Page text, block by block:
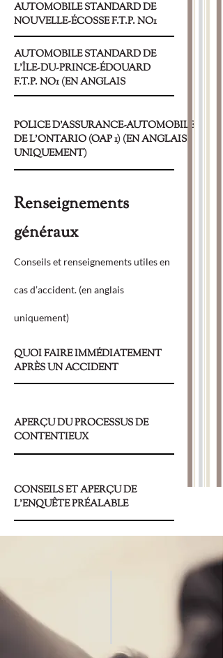
AUTOMOBILE STANDARD DE
NOUVELLE-ÉCOSSE F.T.P. NO1
(EN ANGLAIS UNIQUEMENT)
POLICE D’ASSURANCE
AUTOMOBILE STANDARD DE
L’ÎLE-DU-PRINCE-ÉDOUARD
F.T.P. NO1 (EN ANGLAIS
UNIQUEMENT)
POLICE D’ASSURANCE-AUTOMOBILE
DE L’ONTARIO (OAP 1) (EN ANGLAIS
UNIQUEMENT)
Renseignements
généraux
Conseils et renseignements utiles en
cas d’accident. (en anglais
uniquement)
QUOI FAIRE IMMÉDIATEMENT
APRÈS UN ACCIDENT
APERÇU DU PROCESSUS DE
CONTENTIEUX
CONSEILS ET APERÇU DE
L’ENQUÊTE PRÉALABLE